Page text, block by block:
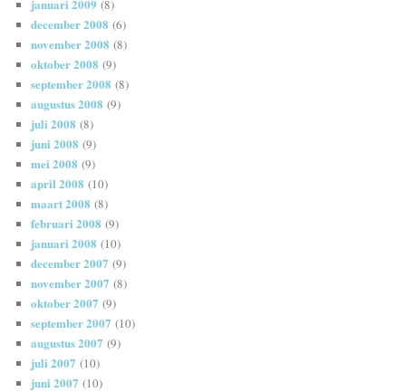
januari 2009 (8)
december 2008 (6)
november 2008 (8)
oktober 2008 (9)
september 2008 (8)
augustus 2008 (9)
juli 2008 (8)
juni 2008 (9)
mei 2008 (9)
april 2008 (10)
maart 2008 (8)
februari 2008 (9)
januari 2008 (10)
december 2007 (9)
november 2007 (8)
oktober 2007 (9)
september 2007 (10)
augustus 2007 (9)
juli 2007 (10)
juni 2007 (10)